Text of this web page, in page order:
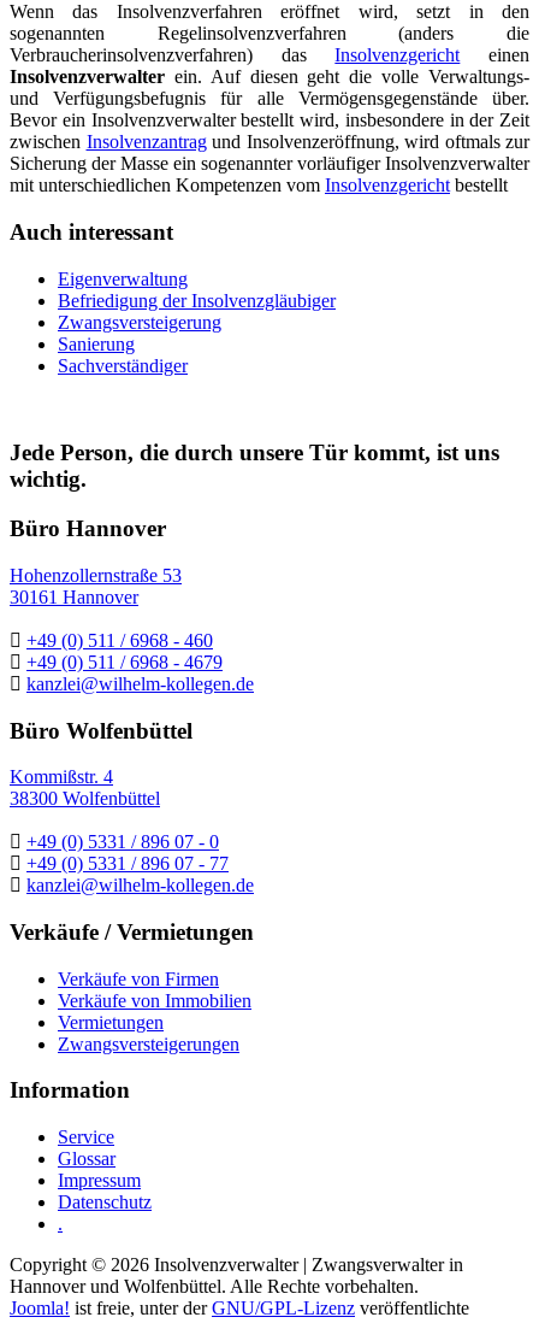
Wenn das Insolvenzverfahren eröffnet wird, setzt in den
sogenannten Regelinsolvenzverfahren (anders die
Verbraucherinsolvenzverfahren) dasInsolvenzgericht einen
Insolvenzverwalter ein. Auf diesen geht die volle Verwaltungs-
und Verfügungsbefugnis für alle Vermögensgegenstände über.
Bevor ein Insolvenzverwalter bestellt wird, insbesondere in der Zeit
zwischen Insolvenzantragund Insolvenzeröffnung, wird oftmals zur
Sicherung der Masse ein sogenannter vorläufiger Insolvenzverwalter
mit unterschiedlichen Kompetenzen vom Insolvenzgericht bestellt
Auch interessant
Eigenverwaltung
Befriedigung der Insolvenzgläubiger
Zwangsversteigerung
Sanierung
Sachverständiger
Jede Person, die durch unsere Tür kommt, ist uns
wichtig.
Büro Hannover
Hohenzollernstraße 53
30161 Hannover
+49 (0) 511 / 6968 - 460
+49 (0) 511 / 6968 - 4679
kanzlei@wilhelm-kollegen.de
Büro Wolfenbüttel
Kommißstr. 4
38300 Wolfenbüttel
+49 (0) 5331 / 896 07 - 0
+49 (0) 5331 / 896 07 - 77
kanzlei@wilhelm-kollegen.de
Verkäufe / Vermietungen
Verkäufe von Firmen
Verkäufe von Immobilien
Vermietungen
Zwangsversteigerungen
Information
Service
Glossar
Impressum
Datenschutz
.
Copyright © 2026 Insolvenzverwalter | Zwangsverwalter in
Hannover und Wolfenbüttel. Alle Rechte vorbehalten.
Joomla! ist freie, unter derGNU/GPL-Lizenz veröffentlichte